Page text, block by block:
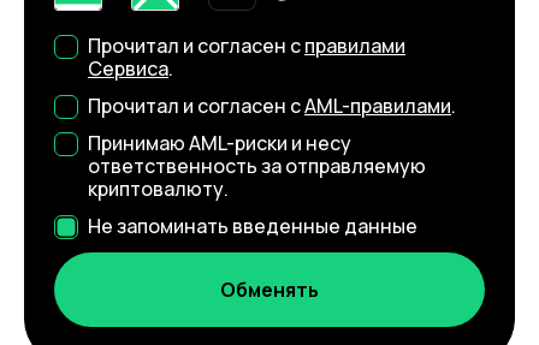
Прочитал и согласен справилами
Сервиса.
Прочитал и согласен сAML-правилами.
Принимаю AML-риски и несу
ответственность за отправляемую
криптовалюту.
Не запоминать введенные данные